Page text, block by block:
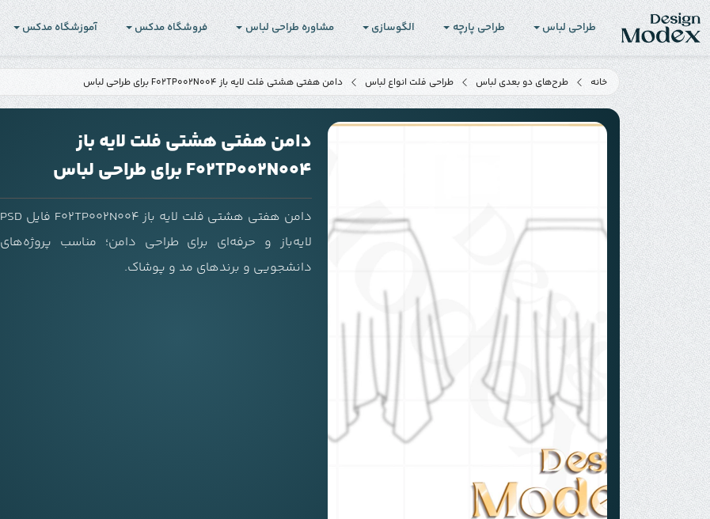
طراحی لباس طراحی پارچه الگوسازی مشاوره طراحی لباس فروشگاه مدکس آموزشگاه مدکس
خانه طرح‌های دو بعدی لباس طراحی فلت انواع لباس دامن هفتی هشتی فلت لایه باز F02TP002N004 برای طراحی لباس
دامن هفتی هشتی فلت لایه باز
F02TP002N004 برای طراحی لباس
دامن هفتی هشتی فلت لایه باز F02TP002N004 فایل PSD
لایه‌باز و حرفه‌ای برای طراحی دامن؛ مناسب پروژه‌های
دانشجویی و برندهای مد و پوشاک.